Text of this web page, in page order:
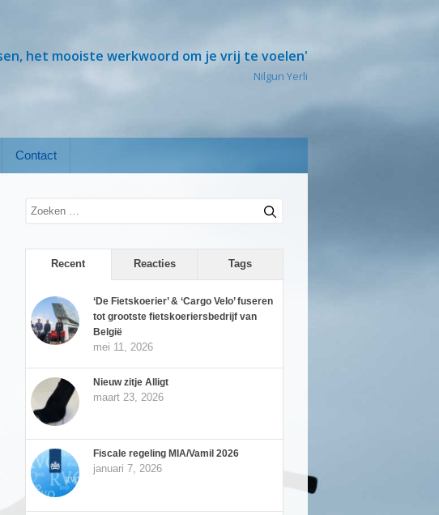
het mooiste werkwoord om je vrij te voelen'
Nilgun Yerli
Contact
Zoek
Recent Reacties Tags
‘De Fietskoerier’ & ‘Cargo Velo’ fuseren
tot grootste fietskoeriersbedrijf van
België
mei 11, 2026
Nieuw zitje Alligt
maart 23, 2026
Fiscale regeling MIA/Vamil 2026
januari 7, 2026